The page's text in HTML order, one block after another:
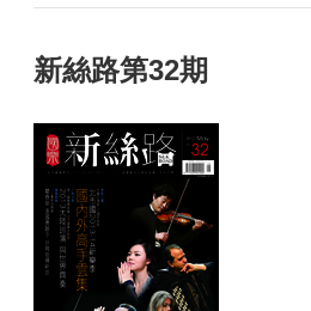
新絲路第32期